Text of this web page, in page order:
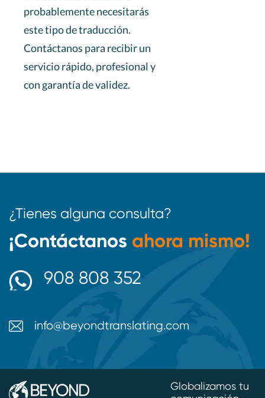
probablemente necesitarás
este tipo de traducción.
Contáctanos para recibir un
servicio rápido, profesional y
con garantía de validez.
¿Tienes alguna consulta?
¡Contáctanos ahora mismo!
908 808 352
info@beyondtranslating.com
Globalizamos tu